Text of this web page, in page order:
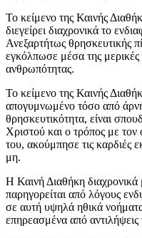
Το κείμενο της Καινής
διεγείρει διαχρονικά το
Ανεξαρτήτως θρησκευτικής
εγκόλπωσε μέσα της μερικές
ανθρωπότητας.
Το κείμενο της Καινής
απογυμνωμένο τόσο από
θρησκευτικότητα, είναι
Χριστού και ο τρόπος με τον
του, ακούμπησε τις καρδιές
μη.
Η Καινή Διαθήκη
παρηγορείται από λόγους
σε αυτή υψηλά ηθικά
επηρεασμένα από αντιλήψεις